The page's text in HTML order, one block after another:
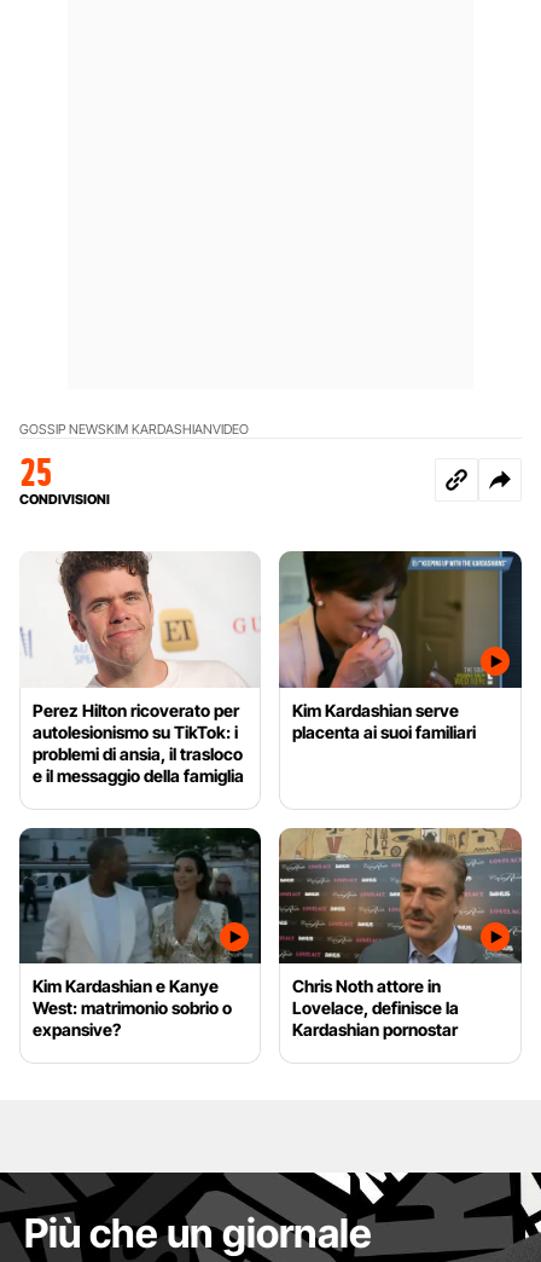
GOSSIP NEWSKIM KARDASHIANVIDEO
25
CONDIVISIONI
Perez Hilton ricoverato per
autolesionismo su TikTok: i
problemi di ansia, il trasloco
e il messaggio della famiglia
Kim Kardashian serve
placenta ai suoi familiari
Kim Kardashian e Kanye
West: matrimonio sobrio o
expansive?
Chris Noth attore in
Lovelace, definisce la
Kardashian pornostar
Più che un giornale